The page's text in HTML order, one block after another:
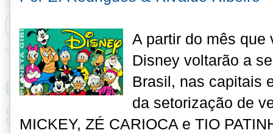
A partir do mês que
Disney voltarão a
Brasil, nas capitais
da setorização de
MICKEY, ZÉ CARIOCA e TIO